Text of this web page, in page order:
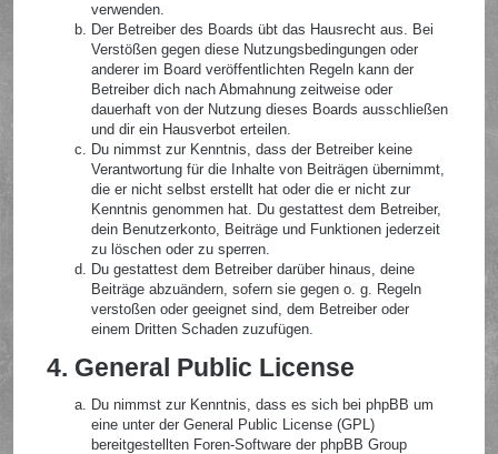
verwenden.
Der Betreiber des Boards übt das Hausrecht aus. Bei
Verstößen gegen diese Nutzungsbedingungen oder
anderer im Board veröffentlichten Regeln kann der
Betreiber dich nach Abmahnung zeitweise oder
dauerhaft von der Nutzung dieses Boards ausschließen
und dir ein Hausverbot erteilen.
Du nimmst zur Kenntnis, dass der Betreiber keine
Verantwortung für die Inhalte von Beiträgen übernimmt,
die er nicht selbst erstellt hat oder die er nicht zur
Kenntnis genommen hat. Du gestattest dem Betreiber,
dein Benutzerkonto, Beiträge und Funktionen jederzeit
zu löschen oder zu sperren.
Du gestattest dem Betreiber darüber hinaus, deine
Beiträge abzuändern, sofern sie gegen o. g. Regeln
verstoßen oder geeignet sind, dem Betreiber oder
einem Dritten Schaden zuzufügen.
4. General Public License
Du nimmst zur Kenntnis, dass es sich bei phpBB um
eine unter der General Public License (GPL)
bereitgestellten Foren-Software der phpBB Group